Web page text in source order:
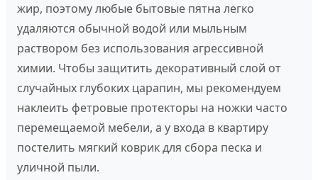
жир, поэтому любые бытовые пятна легко
удаляются обычной водой или мыльным
раствором без использования агрессивной
химии. Чтобы защитить декоративный слой от
случайных глубоких царапин, мы рекомендуем
наклеить фетровые протекторы на ножки часто
перемещаемой мебели, а у входа в квартиру
постелить мягкий коврик для сбора песка и
уличной пыли.